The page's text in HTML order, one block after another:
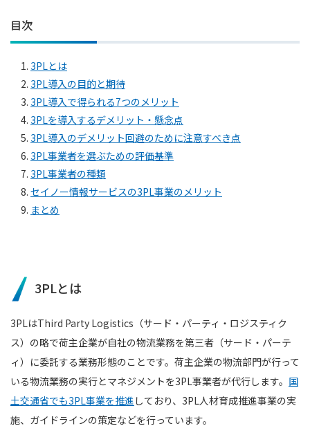
目次
1. 3PLとは
2. 3PL導入の目的と期待
3. 3PL導入で得られる7つのメリット
4. 3PLを導入するデメリット・懸念点
5. 3PL導入のデメリット回避のために注意すべき点
6. 3PL事業者を選ぶための評価基準
7. 3PL事業者の種類
8. セイノー情報サービスの3PL事業のメリット
9. まとめ
3PLとは
3PLはThird Party Logistics（サード・パーティ・ロジスティク
ス）の略で荷主企業が自社の物流業務を第三者（サード・パーテ
ィ）に委託する業務形態のことです。荷主企業の物流部門が行って
いる物流業務の実行とマネジメントを3PL事業者が代行します。 国
土交通省でも3PL事業を推進 しており、3PL人材育成推進事業の実
施、ガイドラインの策定などを行っています。